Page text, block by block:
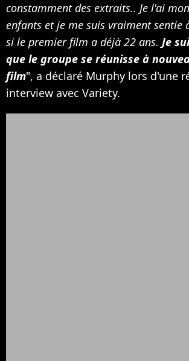
constamment des extraits.. Je l'ai
enfants et je me suis vraiment sentie
si le premier film a déjà 22 ans. Je
que le groupe se réunisse à
film", a déclaré Murphy lors d'une
interview avec Variety.